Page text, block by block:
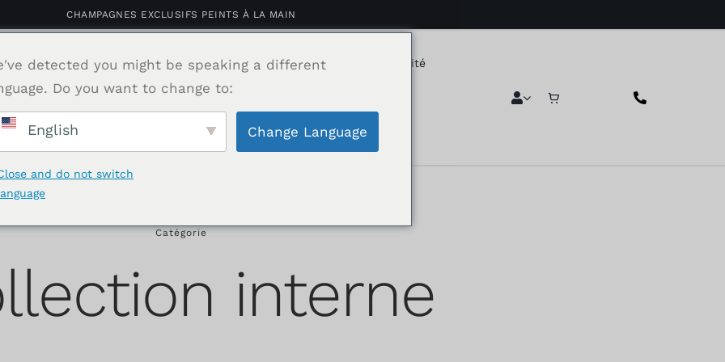
CHAMPAGNES EXCLUSIFS PEINTS À LA MAIN
personnalisé Boutique Le portefeuille Cadeau d'affaires L'hospitalité
A propos de nous Contact
Catégorie
interne
detected you might be speaking a different
Do you want to change to:
English Change Language
and do not switch